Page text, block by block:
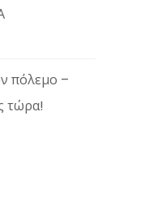
πόλεμο –
τώρα!